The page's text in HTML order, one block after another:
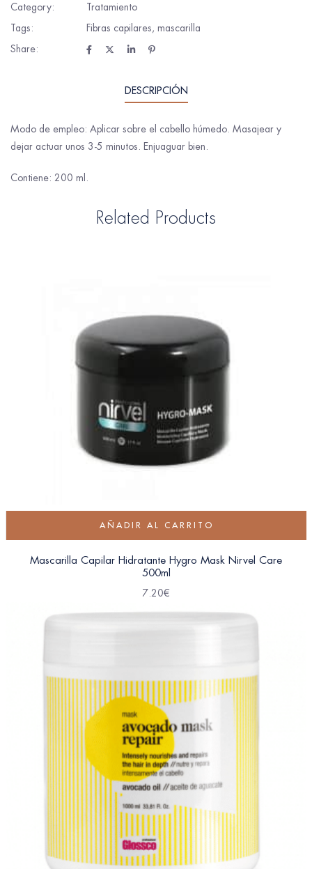
Category:
Tratamiento
Tags:
Fibras capilares, mascarilla
Share:
DESCRIPCIÓN
Modo de empleo: Aplicar sobre el cabello húmedo. Masajear y
dejar actuar unos 3-5 minutos. Enjuaguar bien.
Contiene: 200 ml.
Related Products
AÑADIR AL CARRITO
Mascarilla Capilar Hidratante Hygro Mask Nirvel Care
500ml
7.20€